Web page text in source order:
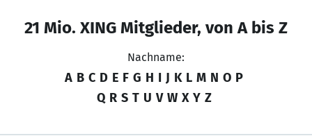
21 Mio. XING Mitglieder, von A bis Z
Nachname:
A B C D E F G H I J K L M N O P
Q R S T U V W X Y Z